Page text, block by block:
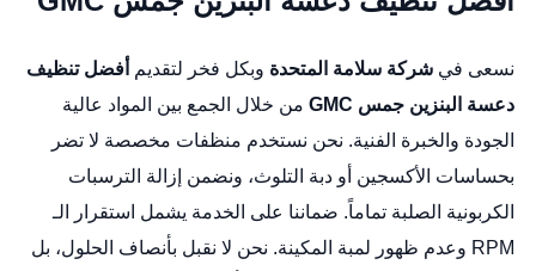
نسعى في شركة سلامة المتحدة وبكل فخر لتقديم أفضل تنظيف
دعسة البنزين جمس GMC
من خلال الجمع بين المواد عالية
الجودة والخبرة الفنية. نحن نستخدم منظفات مخصصة لا تضر
بحساسات الأكسجين أو دبة التلوث، ونضمن إزالة الترسبات
الكربونية الصلبة تماماً. ضماننا على الخدمة يشمل استقرار الـ
RPM وعدم ظهور لمبة المكينة. نحن لا نقبل بأنصاف الحلول، بل